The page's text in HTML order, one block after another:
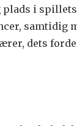
i
samtidig
dets